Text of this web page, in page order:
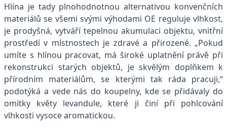
Hlína je tady plnohodnotnou alternativou konvenčních
materiálů se všemi svými výhodami OE reguluje vlhkost,
je prodyšná, vytváří tepelnou akumulaci objektu, vnitřní
prostředí v místnostech je zdravé a přirozené. „Pokud
umíte s hlínou pracovat, má široké uplatnění právě při
rekonstrukci starých objektů, je skvělým doplňkem k
přírodním materiálům, se kterými tak ráda pracuji,“
podotýká a vede nás do koupelny, kde se přidávaly do
omítky květy levandule, které ji činí při pohlcování
vlhkosti vysoce aromatickou.